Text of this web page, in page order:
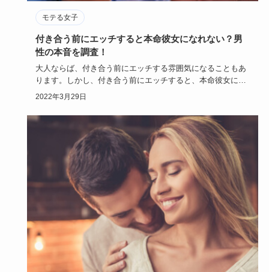
モテる女子
付き合う前にエッチすると本命彼女になれない？男
性の本音を調査！
大人ならば、付き合う前にエッチする雰囲気になることもあ
ります。しかし、付き合う前にエッチすると、本命彼女にな
れないのではな…
2022年3月29日